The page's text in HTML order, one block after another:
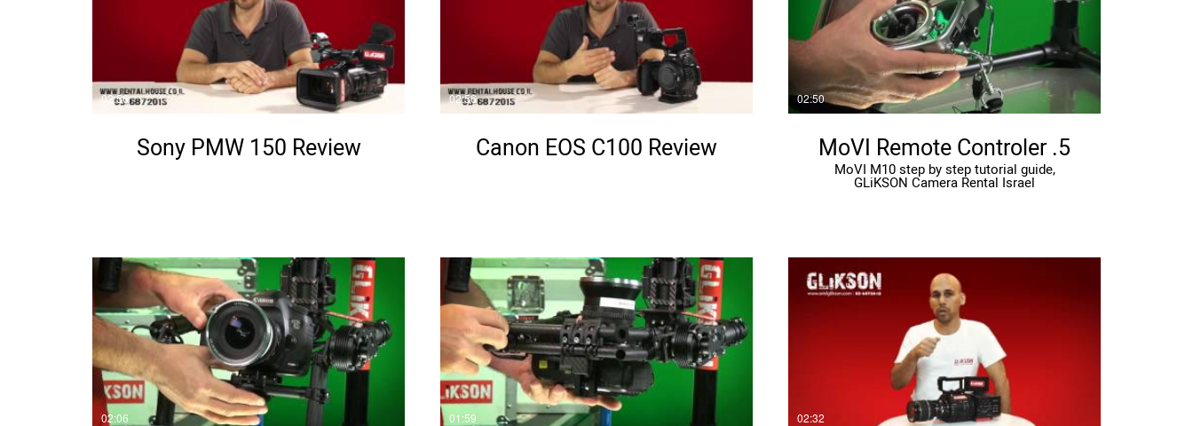
02:50
5. MoVI Remote Controler
MoVI M10 step by step tutorial guide,
GLiKSON Camera Rental Israel
02:56
Canon EOS C100 Review
02:56
Sony PMW 150 Review
02:32
01:59
02:06